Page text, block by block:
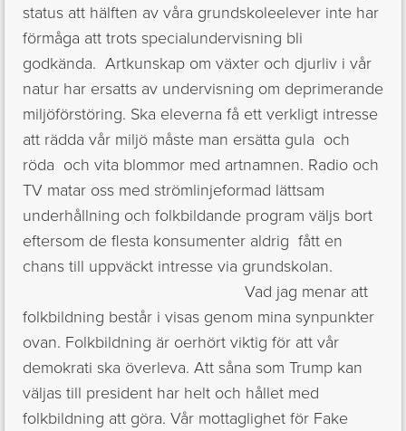
status att hälften av våra grundskoleelever inte har
förmåga att trots specialundervisning bli
godkända. Artkunskap om växter och djurliv i vår
natur har ersatts av undervisning om deprimerande
miljöförstöring. Ska eleverna få ett verkligt intresse
att rädda vår miljö måste man ersätta gula och
röda och vita blommor med artnamnen. Radio och
TV matar oss med strömlinjeformad lättsam
underhållning och folkbildande program väljs bort
eftersom de flesta konsumenter aldrig fått en
chans till uppväckt intresse via grundskolan.
Vad jag menar att
folkbildning består i visas genom mina synpunkter
ovan. Folkbildning är oerhört viktig för att vår
demokrati ska överleva. Att såna som Trump kan
väljas till president har helt och hållet med
folkbildning att göra. Vår mottaglighet för Fake